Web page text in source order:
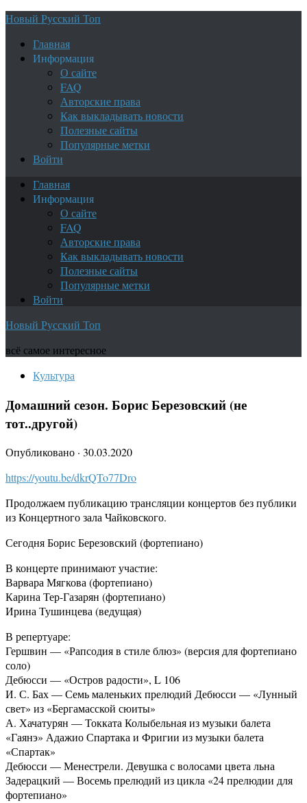
Новый Русский Топ
Главная
Информация
О сайте
FAQ
Авторские права
Как выкладывать новости
Полезные сайты
Популярные метки
Войти
Главная
Информация
О сайте
FAQ
Авторские права
Как выкладывать новости
Полезные сайты
Популярные метки
Войти
Новый Русский Топ
всё самое интересное
Культура
Домашний сезон. Борис Березовский (не
тот..другой)
Опубликовано · 30.03.2020
https://youtu.be/dkrQTo77Dro
Продолжаем публикацию трансляции концертов без публики
из Концертного зала Чайковского.
Сегодня Борис Березовский (фортепиано)
В концерте принимают участие:
Варвара Мягкова (фортепиано)
Карина Тер-Газарян (фортепиано)
Ирина Тушинцева (ведущая)
В репертуаре:
Гершвин — «Рапсодия в стиле блюз» (версия для фортепиано
соло)
Дебюсси — «Остров радости», L 106
И. С. Бах — Семь маленьких прелюдий Дебюсси — «Лунный
свет» из «Бергамасской сюиты»
А. Хачатурян — Токката Колыбельная из музыки балета
«Гаянэ» Адажио Спартака и Фригии из музыки балета
«Спартак»
Дебюсси — Менестрели. Девушка с волосами цвета льна
Задерацкий — Восемь прелюдий из цикла «24 прелюдии для
фортепиано»